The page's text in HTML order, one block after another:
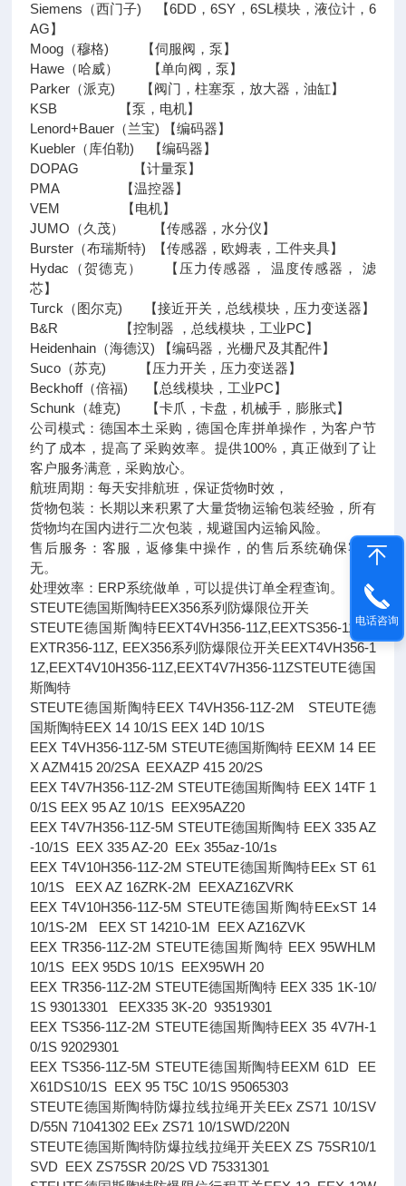
Siemens（西门子) 【6DD，6SY，6SL模块，液位计，6
AG】
Moog（穆格) 【伺服阀，泵】
Hawe（哈威） 【单向阀，泵】
Parker（派克) 【阀门，柱塞泵，放大器，油缸】
KSB 【泵，电机】
Lenord+Bauer（兰宝) 【编码器】
Kuebler（库伯勒) 【编码器】
DOPAG 【计量泵】
PMA 【温控器】
VEM 【电机】
JUMO（久茂） 【传感器，水分仪】
Burster（布瑞斯特) 【传感器，欧姆表，工件夹具】
Hydac（贺德克） 【压力传感器， 温度传感器， 滤
芯】
Turck（图尔克) 【接近开关，总线模块，压力变送器】
B&R 【控制器 ，总线模块，工业PC】
Heidenhain（海德汉) 【编码器，光栅尺及其配件】
Suco（苏克) 【压力开关，压力变送器】
Beckhoff（倍福) 【总线模块，工业PC】
Schunk（雄克) 【卡爪，卡盘，机械手，膨胀式】
公司模式：德国本土采购，德国仓库拼单操作，为客户节
约了成本，提高了采购效率。提供100%，真正做到了让
客户服务满意，采购放心。
航班周期：每天安排航班，保证货物时效，
货物包装：长期以来积累了大量货物运输包装经验，所有
货物均在国内进行二次包装，规避国内运输风险。
售后服务：客服，返修集中操作，的售后系统确保客户
无。
处理效率：ERP系统做单，可以提供订单全程查询。
STEUTE德国斯陶特EEX356系列防爆限位开关
STEUTE德国斯陶特EEXT4VH356-11Z,EEXTS356-11Z,E
EXTR356-11Z, EEX356系列防爆限位开关EEXT4VH356-1
1Z,EEXT4V10H356-11Z,EEXT4V7H356-11ZSTEUTE德国
斯陶特
STEUTE德国斯陶特EEX T4VH356-11Z-2M STEUTE德
国斯陶特EEX 14 10/1S EEX 14D 10/1S
EEX T4VH356-11Z-5M STEUTE德国斯陶特 EEXM 14 EE
X AZM415 20/2SA EEXAZP 415 20/2S
EEX T4V7H356-11Z-2M STEUTE德国斯陶特 EEX 14TF 1
0/1S EEX 95 AZ 10/1S EEX95AZ20
EEX T4V7H356-11Z-5M STEUTE德国斯陶特 EEX 335 AZ
-10/1S EEX 335 AZ-20 EEx 355az-10/1s
EEX T4V10H356-11Z-2M STEUTE德国斯陶特EEx ST 61
10/1S EEX AZ 16ZRK-2M EEXAZ16ZVRK
EEX T4V10H356-11Z-5M STEUTE德国斯陶特EExST 14
10/1S-2M EEX ST 14210-1M EEX AZ16ZVK
EEX TR356-11Z-2M STEUTE德国斯陶特 EEX 95WHLM
10/1S EEX 95DS 10/1S EEX95WH 20
EEX TR356-11Z-2M STEUTE德国斯陶特 EEX 335 1K-10/
1S 93013301 EEX335 3K-20 93519301
EEX TS356-11Z-2M STEUTE德国斯陶特EEX 35 4V7H-1
0/1S 92029301
EEX TS356-11Z-5M STEUTE德国斯陶特EEXM 61D EE
X61DS10/1S EEX 95 T5C 10/1S 95065303
STEUTE德国斯陶特防爆拉线拉绳开关EEx ZS71 10/1SV
D/55N 71041302 EEx ZS71 10/1SWD/220N
STEUTE德国斯陶特防爆拉线拉绳开关EEX ZS 75SR10/1
SVD EEX ZS75SR 20/2S VD 75331301
电话咨询